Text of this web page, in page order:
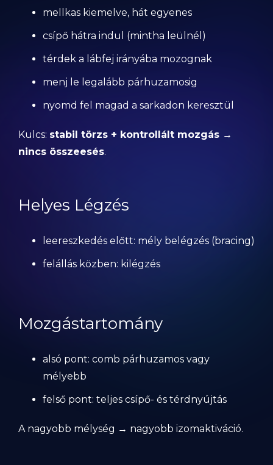
mellkas kiemelve, hát egyenes
csípő hátra indul (mintha leülnél)
térdek a lábfej irányába mozognak
menj le legalább párhuzamosig
nyomd fel magad a sarkadon keresztül
Kulcs: stabil törzs + kontrollált mozgás →
nincs összeesés.
Helyes Légzés
leereszkedés előtt: mély belégzés (bracing)
felállás közben: kilégzés
Mozgástartomány
alsó pont: comb párhuzamos vagy
mélyebb
felső pont: teljes csípő- és térdnyújtás
A nagyobb mélység → nagyobb izomaktiváció.